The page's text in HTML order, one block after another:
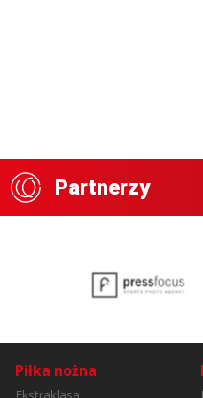
Partnerzy
Piłka nożna